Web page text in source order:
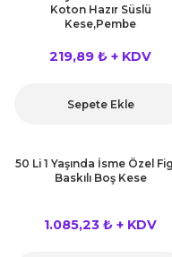
Malzemeleri
Koton Hazır Süslü
Kese,Pembe
219,89 ₺ + KDV
Sepete Ekle
50 Li 1 Yaşında İsme Özel
Baskılı Boş Kese
1.085,23 ₺ + KDV